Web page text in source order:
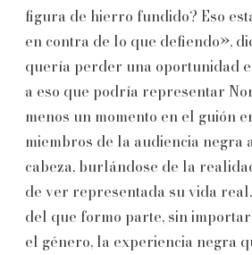
figura de hierro fundido? Eso
en contra de lo que defiendo»,
quería perder una oportunidad
a eso que podría representar
menos un momento en el guión
miembros de la audiencia negra
cabeza, burlándose de la
de ver representada su vida
del que formo parte, sin
el género, la experiencia negra